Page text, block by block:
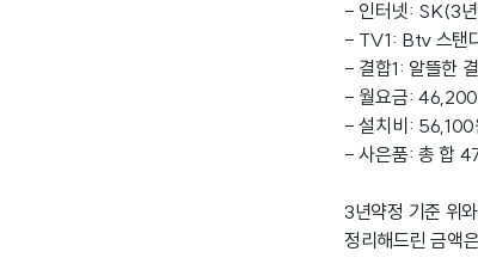
- 인터넷: SK(3
- TV1: Btv 스탠
- 결합1: 알뜰한
- 월요금: 46,200
- 설치비: 56,100
- 사은품: 총 합
3년약정 기준 위
정리해드린 금액